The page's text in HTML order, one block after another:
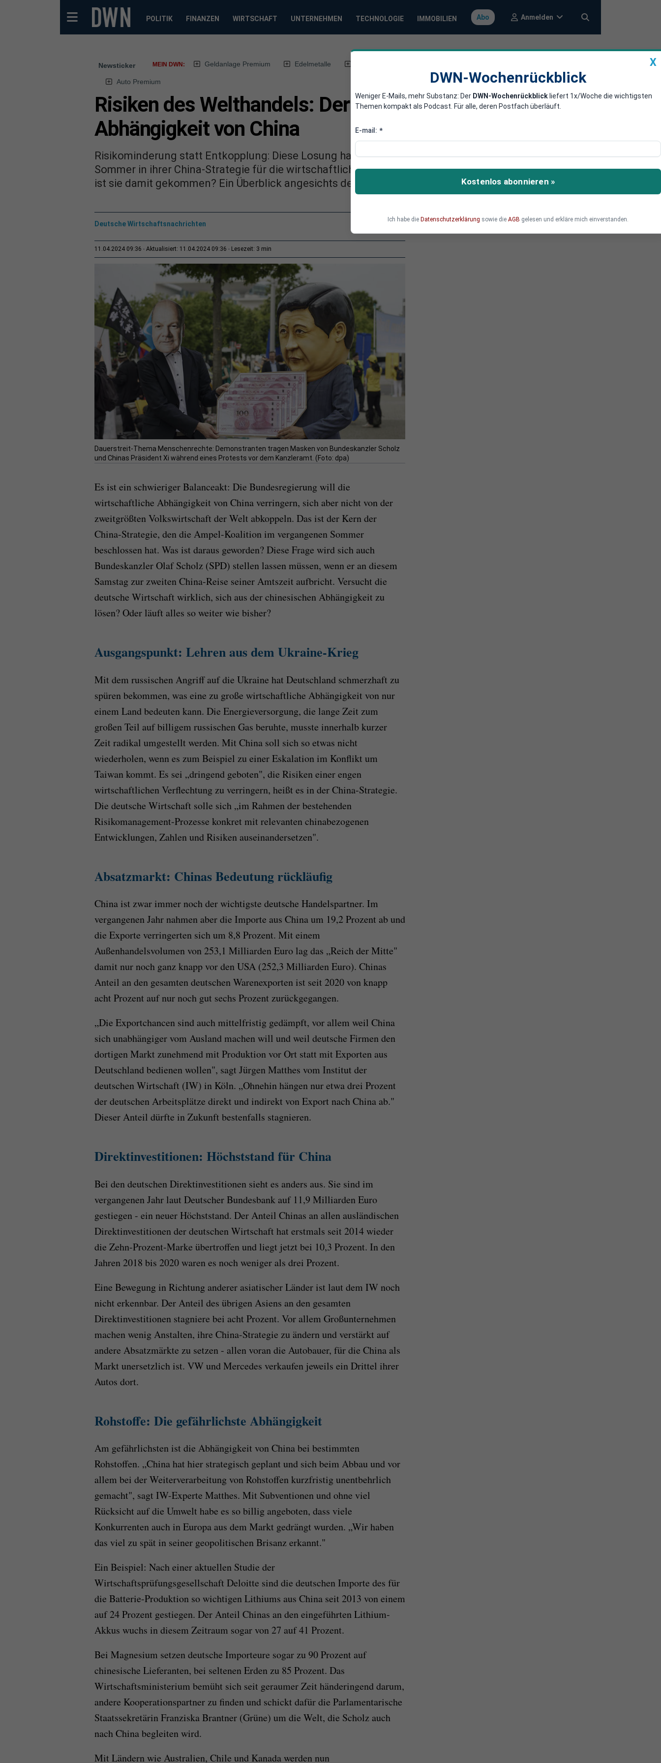
POLITIK FINANZEN WIRTSCHAFT UNTERNEHMEN TECHNOLOGIE IMMOBILIEN Abo Anmelden
Newsticker MEIN DWN: Geldanlage Premium Edelmetalle
Auto Premium
Risiken des Welthandels: Der lange Weg aus der
Abhängigkeit von China
Risikominderung statt Entkopplung: Diese Losung hat die Bundesregierung vergangenen
Sommer in ihrer China-Strategie für die wirtschaftliche Zusammenarbeit ausgegeben. Wie weit
ist sie damit gekommen? Ein Überblick angesichts der Reise des Bundeskanzlers nach Peking.
Deutsche Wirtschaftsnachrichten
11.04.2024 09:36 Aktualisiert: 11.04.2024 09:36 Lesezeit: 3 min
Dauerstreit-Thema Menschenrechte: Demonstranten tragen Masken von Bundeskanzler Scholz
und Chinas Präsident Xi während eines Protests vor dem Kanzleramt. (Foto: dpa)
Es ist ein schwieriger Balanceakt: Die Bundesregierung will die
wirtschaftliche Abhängigkeit von China verringern, sich aber nicht von der
zweitgrößten Volkswirtschaft der Welt abkoppeln. Das ist der Kern der
China-Strategie, den die Ampel-Koalition im vergangenen Sommer
beschlossen hat. Was ist daraus geworden? Diese Frage wird sich auch
Bundeskanzler Olaf Scholz (SPD) stellen lassen müssen, wenn er an diesem
Samstag zur zweiten China-Reise seiner Amtszeit aufbricht. Versucht die
deutsche Wirtschaft wirklich, sich aus der chinesischen Abhängigkeit zu
lösen? Oder läuft alles so weiter wie bisher?
Ausgangspunkt: Lehren aus dem Ukraine-Krieg
Mit dem russischen Angriff auf die Ukraine hat Deutschland schmerzhaft zu
spüren bekommen, was eine zu große wirtschaftliche Abhängigkeit von nur
einem Land bedeuten kann. Die Energieversorgung, die lange Zeit zum
großen Teil auf billigem russischen Gas beruhte, musste innerhalb kurzer
Zeit radikal umgestellt werden. Mit China soll sich so etwas nicht
wiederholen, wenn es zum Beispiel zu einer Eskalation im Konflikt um
Taiwan kommt. Es sei „dringend geboten", die Risiken einer engen
wirtschaftlichen Verflechtung zu verringern, heißt es in der China-Strategie.
Die deutsche Wirtschaft solle sich „im Rahmen der bestehenden
Risikomanagement-Prozesse konkret mit relevanten chinabezogenen
Entwicklungen, Zahlen und Risiken auseinandersetzen".
Absatzmarkt: Chinas Bedeutung rückläufig
China ist zwar immer noch der wichtigste deutsche Handelspartner. Im
vergangenen Jahr nahmen aber die Importe aus China um 19,2 Prozent ab und
die Exporte verringerten sich um 8,8 Prozent. Mit einem
Außenhandelsvolumen von 253,1 Milliarden Euro lag das „Reich der Mitte"
damit nur noch ganz knapp vor den USA (252,3 Milliarden Euro). Chinas
Anteil an den gesamten deutschen Warenexporten ist seit 2020 von knapp
acht Prozent auf nur noch gut sechs Prozent zurückgegangen.
„Die Exportchancen sind auch mittelfristig gedämpft, vor allem weil China
sich unabhängiger vom Ausland machen will und weil deutsche Firmen den
dortigen Markt zunehmend mit Produktion vor Ort statt mit Exporten aus
Deutschland bedienen wollen", sagt Jürgen Matthes vom Institut der
deutschen Wirtschaft (IW) in Köln. „Ohnehin hängen nur etwa drei Prozent
der deutschen Arbeitsplätze direkt und indirekt von Export nach China ab."
Dieser Anteil dürfte in Zukunft bestenfalls stagnieren.
Direktinvestitionen: Höchststand für China
Bei den deutschen Direktinvestitionen sieht es anders aus. Sie sind im
vergangenen Jahr laut Deutscher Bundesbank auf 11,9 Milliarden Euro
gestiegen - ein neuer Höchststand. Der Anteil Chinas an allen ausländischen
Direktinvestitionen der deutschen Wirtschaft hat erstmals seit 2014 wieder
die Zehn-Prozent-Marke übertroffen und liegt jetzt bei 10,3 Prozent. In den
Jahren 2018 bis 2020 waren es noch weniger als drei Prozent.
Eine Bewegung in Richtung anderer asiatischer Länder ist laut dem IW noch
nicht erkennbar. Der Anteil des übrigen Asiens an den gesamten
Direktinvestitionen stagniere bei acht Prozent. Vor allem Großunternehmen
machen wenig Anstalten, ihre China-Strategie zu ändern und verstärkt auf
andere Absatzmärkte zu setzen - allen voran die Autobauer, für die China als
Markt unersetzlich ist. VW und Mercedes verkaufen jeweils ein Drittel ihrer
Autos dort.
Rohstoffe: Die gefährlichste Abhängigkeit
Am gefährlichsten ist die Abhängigkeit von China bei bestimmten
Rohstoffen. „China hat hier strategisch geplant und sich beim Abbau und vor
allem bei der Weiterverarbeitung von Rohstoffen kurzfristig unentbehrlich
gemacht", sagt IW-Experte Matthes. Mit Subventionen und ohne viel
Rücksicht auf die Umwelt habe es so billig angeboten, dass viele
Konkurrenten auch in Europa aus dem Markt gedrängt wurden. „Wir haben
das viel zu spät in seiner geopolitischen Brisanz erkannt."
Ein Beispiel: Nach einer aktuellen Studie der
Wirtschaftsprüfungsgesellschaft Deloitte sind die deutschen Importe des für
die Batterie-Produktion so wichtigen Lithiums aus China seit 2013 von einem
auf 24 Prozent gestiegen. Der Anteil Chinas an den eingeführten Lithium-
Akkus wuchs in diesem Zeitraum sogar von 27 auf 41 Prozent.
Bei Magnesium setzen deutsche Importeure sogar zu 90 Prozent auf
chinesische Lieferanten, bei seltenen Erden zu 85 Prozent. Das
Wirtschaftsministerium bemüht sich seit geraumer Zeit händeringend darum,
andere Kooperationspartner zu finden und schickt dafür die Parlamentarische
Staatssekretärin Franziska Brantner (Grüne) um die Welt, die Scholz auch
nach China begleiten wird.
Mit Ländern wie Australien, Chile und Kanada werden nun
X
DWN-Wochenrückblick
Weniger E-Mails, mehr Substanz: Der DWN-Wochenrückblick liefert 1x/Woche die wichtigsten
Themen kompakt als Podcast. Für alle, deren Postfach überläuft.
E-mail: *
Kostenlos abonnieren »
Ich habe die Datenschutzerklärung sowie die AGB gelesen und erkläre mich einverstanden.